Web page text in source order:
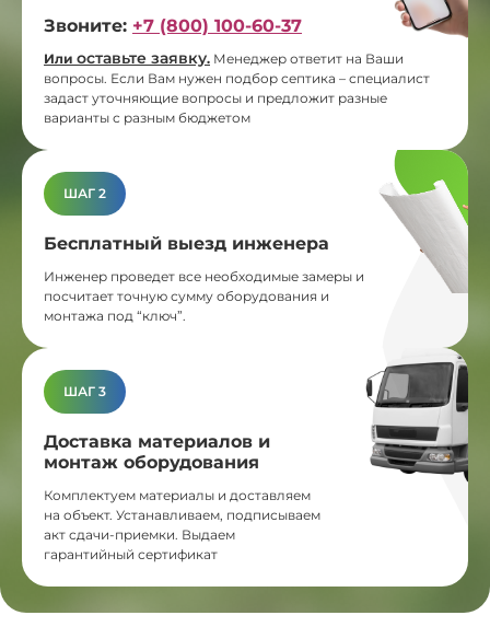
Звоните: +7 (800) 100-60-37
Или оставьте заявку. Менеджер ответит на Ваши
вопросы. Если Вам нужен подбор септика – специалист
задаст уточняющие вопросы и предложит разные
варианты с разным бюджетом
ШАГ 2
Бесплатный выезд инженера
Инженер проведет все необходимые замеры и
посчитает точную сумму оборудования и
монтажа под “ключ”.
ШАГ 3
Доставка материалов и
монтаж оборудования
Комплектуем материалы и доставляем
на объект. Устанавливаем, подписываем
акт сдачи-приемки. Выдаем
гарантийный сертификат